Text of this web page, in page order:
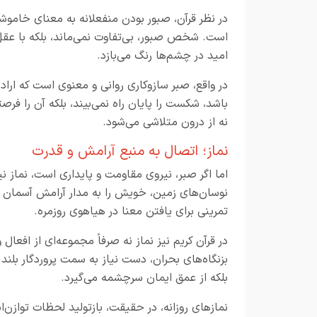
در نظر قرآن، صبور بودن منفعلانه به معنای
است. شخص صبور، بی‌تفاوت نمی‌ماند، بلکه با
امید در چشم‌ها رنگ می‌بازد.
در واقع، صبر سازوکاری روانی و معنوی است که
باشد، شکست را پایان راه نمی‌بیند، بلکه آن را
نه از درون متلاشی می‌شود.
نماز؛ اتصال به منبع آرامش و قدرت
اما اگر صبر، نیروی مقاومت و پایداری است،
نوسان‌های زمین، خویش را به مدار آرامش آسمان
تمرینی برای یافتن معنا در هیاهوی روزمره.
در قرآن کریم نیز نماز نه صرفاً مجموعه‌ای از
بزنگاه‌های بحران، دست نیاز به سمت پروردگار
بلکه از عمق ایمان سرچشمه می‌گیرد.
نمازهای روزانه، در حقیقت، بازتولید لحظات